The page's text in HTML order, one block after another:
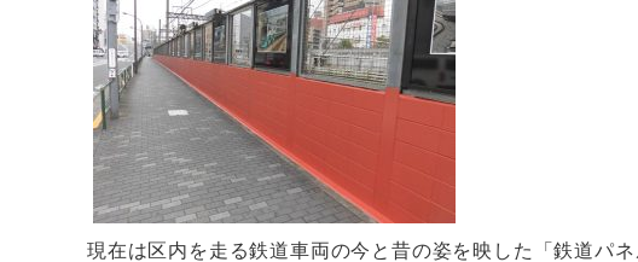
現在は区内を走る鉄道車両の今と昔の姿を映した「鉄道パネ